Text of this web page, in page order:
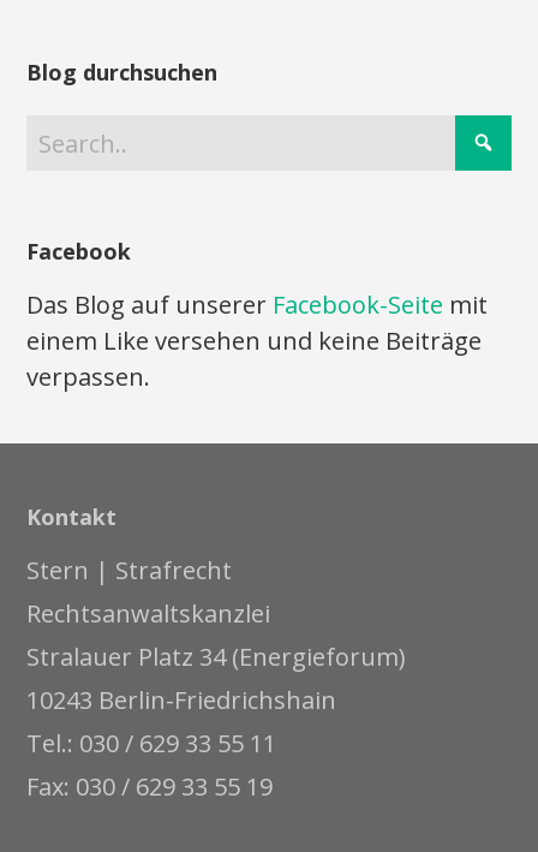
Blog durchsuchen
Facebook
Das Blog auf unserer Facebook-Seite mit
einem Like versehen und keine Beiträge
verpassen.
Kontakt
Stern | Strafrecht
Rechtsanwaltskanzlei
Stralauer Platz 34 (Energieforum)
10243 Berlin-Friedrichshain
Tel.: 030 / 629 33 55 11
Fax: 030 / 629 33 55 19